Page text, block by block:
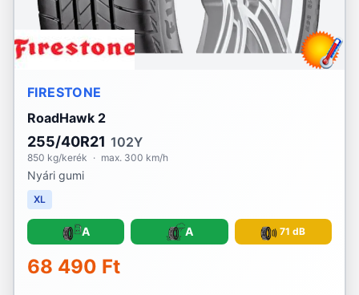
FIRESTONE
RoadHawk 2
255/40R21 102Y
850 kg/kerék · max. 300 km/h
Nyári gumi
XL
A A 71 dB
68 490 Ft